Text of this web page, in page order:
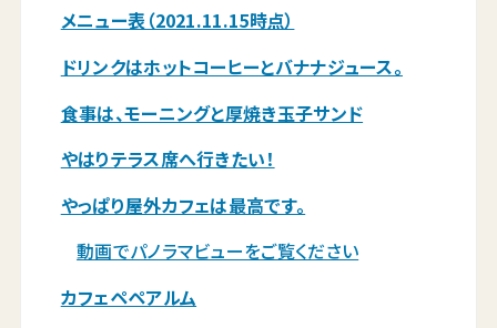
メニュー表（2021.11.15時点）
ドリンクはホットコーヒーとバナナジュース。
食事は、モーニングと厚焼き玉子サンド
やはりテラス席へ行きたい！
やっぱり屋外カフェは最高です。
動画でパノラマビューをご覧ください
カフェペペアルム